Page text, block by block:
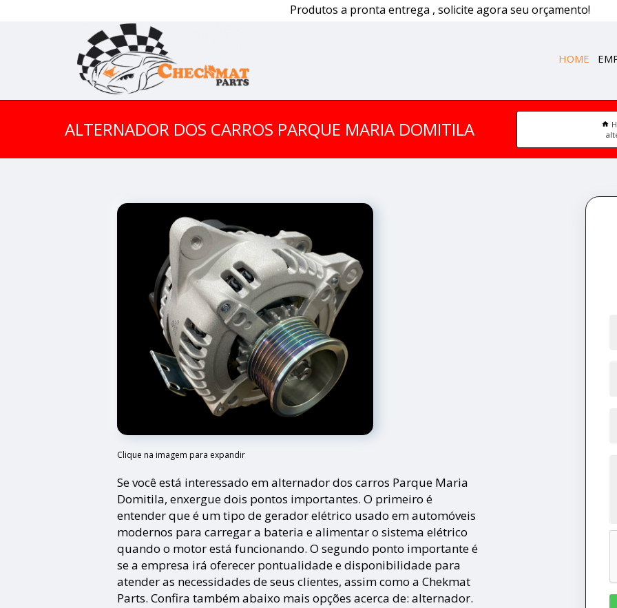
Produtos a pronta entrega , solicite agora seu orçamento!
HOME
ALTERNADOR DOS CARROS PARQUE MARIA DOMITILA
Clique na imagem para expandir
Se você está interessado em alternador dos carros Parque Maria
Domitila, enxergue dois pontos importantes. O primeiro é
entender que é um tipo de gerador elétrico usado em automóveis
modernos para carregar a bateria e alimentar o sistema elétrico
quando o motor está funcionando. O segundo ponto importante é
se a empresa irá oferecer pontualidade e disponibilidade para
atender as necessidades de seus clientes, assim como a Chekmat
Parts. Confira também abaixo mais opções acerca de: alternador.